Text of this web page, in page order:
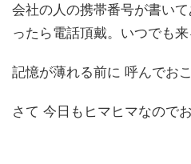
会社の人の携帯番号が書い
ったら電話頂戴。いつでも来
記憶が薄れる前に 呼んでおこ
さて 今日もヒマヒマなので